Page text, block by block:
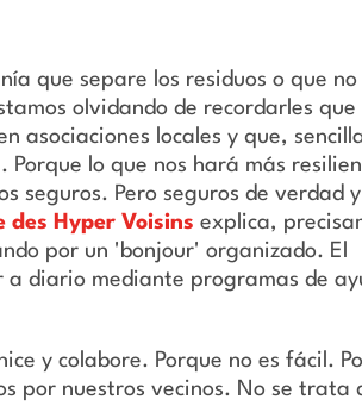
que separe los residuos o que no
olvidando de recordarles que
asociaciones locales y que,
Porque lo que nos hará más
seguros. Pero seguros de verdad
des Hyper Voisins explica,
por un 'bonjour' organizado. El
diario mediante programas de
y colabore. Porque no es fácil.
por nuestros vecinos. No se trata